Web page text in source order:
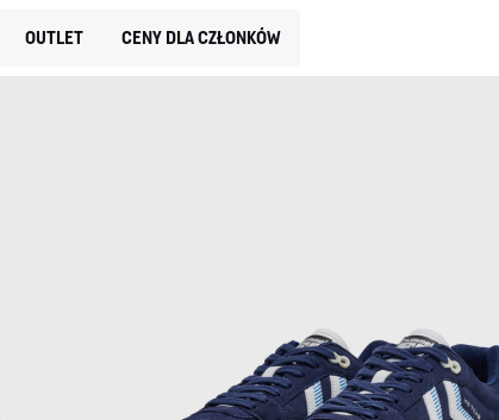
OUTLET CENY DLA CZŁONKÓW